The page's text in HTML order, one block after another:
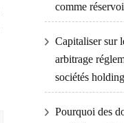
comme
Capitaliser sur
arbitrage
sociétés
Pourquoi des